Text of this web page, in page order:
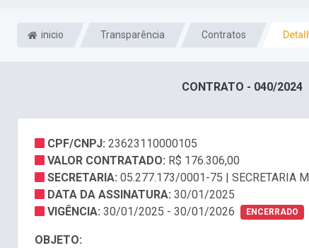
inicio Transparência Contratos
CONTRATO - 040/2024
CPF/CNPJ: 23623110000105
VALOR CONTRATADO: R$ 176.306,00
SECRETARIA: 05.277.173/0001-75 | SECRETARIA
DATA DA ASSINATURA: 30/01/2025
VIGÊNCIA: 30/01/2025 - 30/01/2026 ENCERRADO
OBJETO: